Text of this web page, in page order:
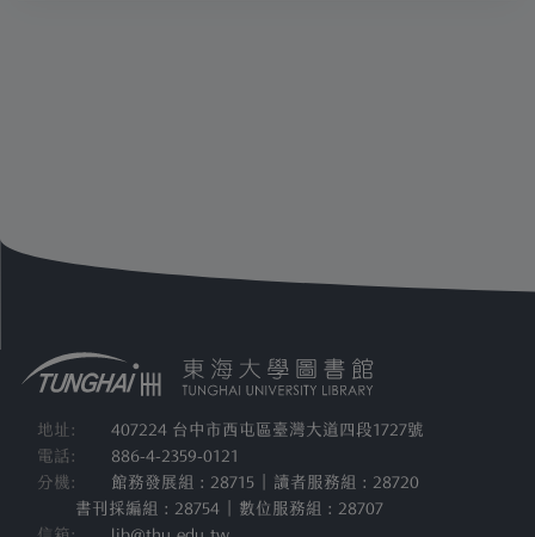
地址:
407224 台中市西屯區臺灣大道四段1727號
電話:
886-4-2359-0121
分機:
館務發展組 : 28715 | 讀者服務組 : 28720
書刊採編組 : 28754 | 數位服務組 : 28707